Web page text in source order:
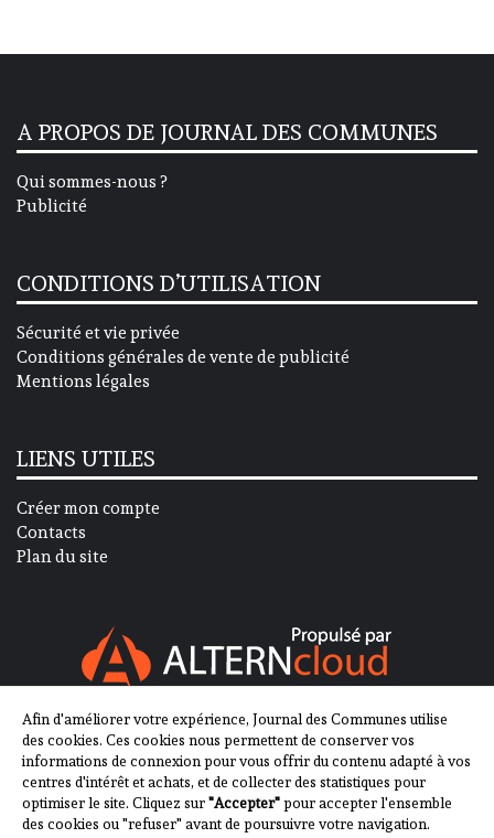
A PROPOS DE JOURNAL DES COMMUNES
Qui sommes-nous ?
Publicité
CONDITIONS D’UTILISATION
Sécurité et vie privée
Conditions générales de vente de publicité
Mentions légales
LIENS UTILES
Créer mon compte
Contacts
Plan du site
SUIVEZ-NOUS SUR
Afin d'améliorer votre expérience, Journal des Communes utilise
des cookies. Ces cookies nous permettent de conserver vos
informations de connexion pour vous offrir du contenu adapté à vos
centres d'intérêt et achats, et de collecter des statistiques pour
optimiser le site. Cliquez sur"Accepter"pour accepter l'ensemble
des cookies ou "refuser" avant de poursuivre votre navigation.